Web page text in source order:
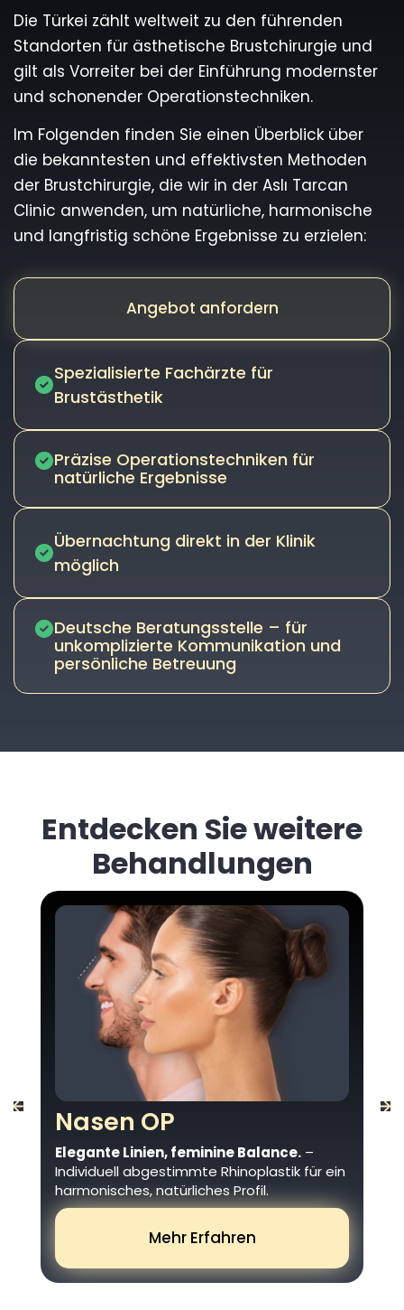
Die Türkei zählt weltweit zu den führenden
Standorten für ästhetische Brustchirurgie und
gilt als Vorreiter bei der Einführung modernster
und schonender Operationstechniken.
Im Folgenden finden Sie einen Überblick über
die bekanntesten und effektivsten Methoden
der Brustchirurgie, die wir in der Aslı Tarcan
Clinic anwenden, um natürliche, harmonische
und langfristig schöne Ergebnisse zu erzielen:
Angebot anfordern
Spezialisierte Fachärzte für
Brustästhetik
Präzise Operationstechniken für
natürliche Ergebnisse
Übernachtung direkt in der Klinik
möglich
Deutsche Beratungsstelle – für
unkomplizierte Kommunikation und
persönliche Betreuung
Entdecken Sie weitere
Behandlungen
Nasen OP
Elegante Linien, feminine Balance. –
Individuell abgestimmte Rhinoplastik für ein
harmonisches, natürliches Profil.
Mehr Erfahren